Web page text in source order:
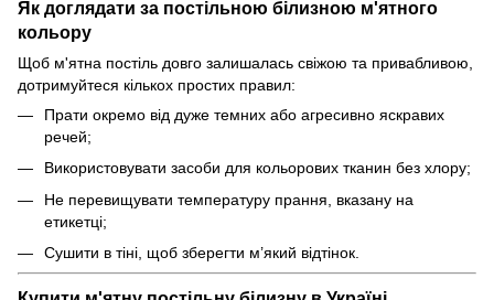
Як доглядати за постільною білизною м'ятного
кольору
Щоб м'ятна постіль довго залишалась свіжою та привабливою,
дотримуйтеся кількох простих правил:
Прати окремо від дуже темних або агресивно яскравих
речей;
Використовувати засоби для кольорових тканин без хлору;
Не перевищувати температуру прання, вказану на
етикетці;
Сушити в тіні, щоб зберегти м’який відтінок.